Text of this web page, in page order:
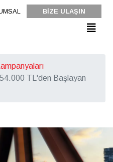
BİZE ULAŞIN
TL'den Başlayan